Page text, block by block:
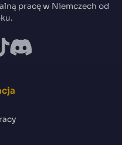
pracę w Niemczech od